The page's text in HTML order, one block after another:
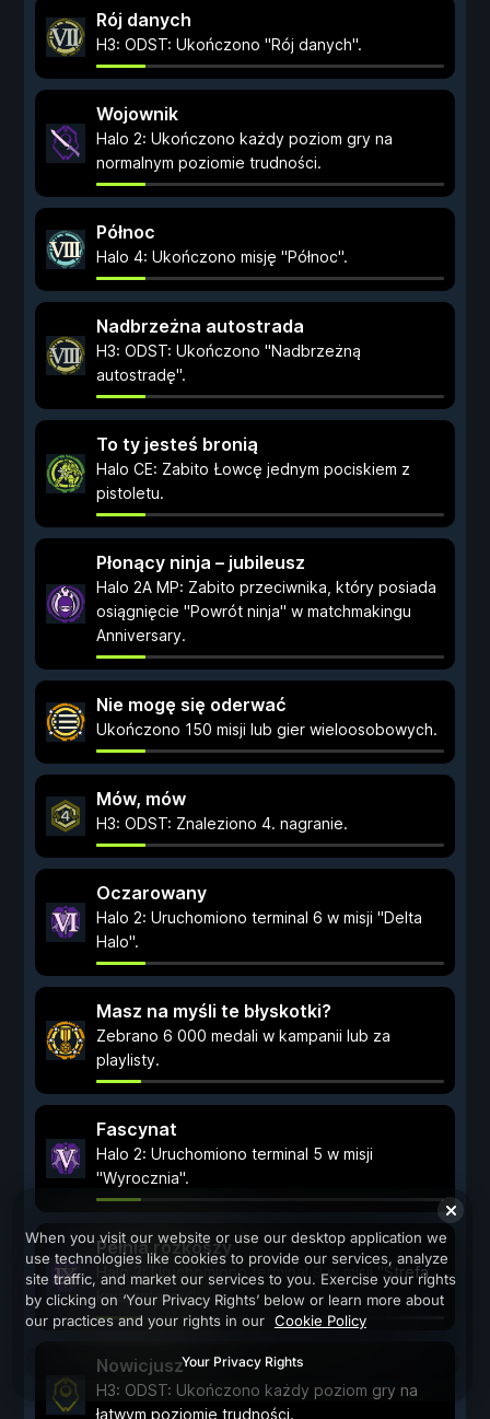
Rój danych
H3: ODST: Ukończono "Rój danych".
Wojownik
Halo 2: Ukończono każdy poziom gry na
normalnym poziomie trudności.
Północ
Halo 4: Ukończono misję "Północ".
Nadbrzeżna autostrada
H3: ODST: Ukończono "Nadbrzeżną
autostradę".
To ty jesteś bronią
Halo CE: Zabito Łowcę jednym pociskiem z
pistoletu.
Płonący ninja – jubileusz
Halo 2A MP: Zabito przeciwnika, który posiada
osiągnięcie "Powrót ninja" w matchmakingu
Anniversary.
Nie mogę się oderwać
Ukończono 150 misji lub gier wieloosobowych.
Mów, mów
H3: ODST: Znaleziono 4. nagranie.
Oczarowany
Halo 2: Uruchomiono terminal 6 w misji "Delta
Halo".
Masz na myśli te błyskotki?
Zebrano 6 000 medali w kampanii lub za
playlisty.
Fascynat
Halo 2: Uruchomiono terminal 5 w misji
"Wyrocznia".
Pełnia rozkoszy
Halo 2: Uruchomiono terminal 9 w misji "Strefa
kwarantanny".
Nowicjusz
H3: ODST: Ukończono każdy poziom gry na
łatwym poziomie trudności.
When you visit our website or use our desktop application we
use technologies like cookies to provide our services, analyze
site traffic, and market our services to you. Exercise your rights
by clicking on ‘Your Privacy Rights’ below or learn more about
our practices and your rights in our Cookie Policy
Your Privacy Rights